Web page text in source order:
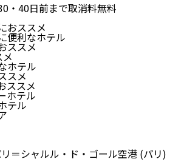
・40日前まで取消料無料
おススメ
便利なホテル
ススメ
ホテル
スメ
ススメ
ホテル
テル
＝シャルル・ド・ゴール空港 (パリ)